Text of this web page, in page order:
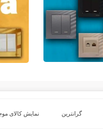
گرانترین نمایش کالای